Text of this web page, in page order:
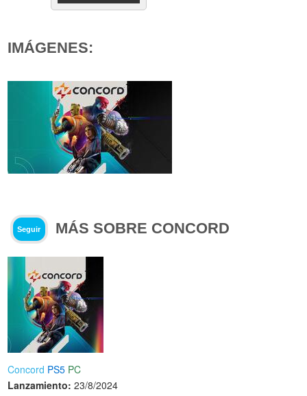
IMÁGENES:
Seguir MÁS SOBRE CONCORD
Concord PS5 PC
Lanzamiento: 23/8/2024